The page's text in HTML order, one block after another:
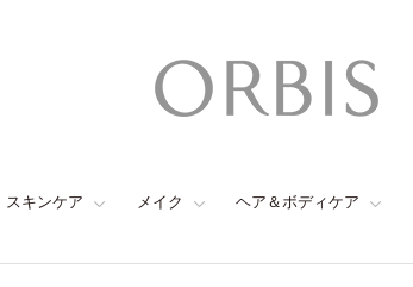
スキンケア メイク ヘア＆ボディケア